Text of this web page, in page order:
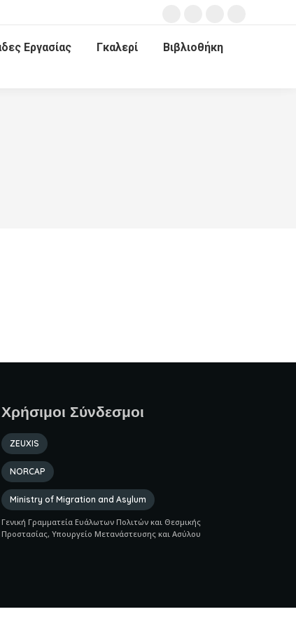
Εργασίας Γκαλερί Βιβλιοθήκη
Χρήσιμοι Σύνδεσμοι
ZEUXIS
NORCAP
Ministry of Migration and Asylum
Γενική Γραμματεία Ευάλωτων Πολιτών και Θεσμικής
Προστασίας, Υπουργείο Μετανάστευσης και Ασύλου